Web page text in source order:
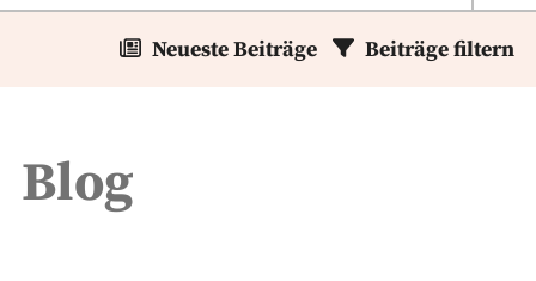
Neueste Beiträge Beiträge filtern
Blog